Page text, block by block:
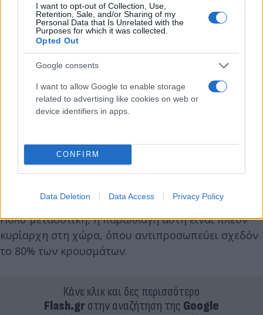
I want to opt-out of Collection, Use,
Retention, Sale, and/or Sharing of my
Personal Data that Is Unrelated with the
Purposes for which it was collected.
Opted Out
Google consents
I want to allow Google to enable storage
related to advertising like cookies on web or
device identifiers in apps.
CONFIRM
Data Deletion Data Access Privacy Policy
Πολύ μεταδοτική, η παραλλαγή αυτή είναι πλέον
κυρίαρχη στη χώρα, όπου αντιπροσωπεύει σχεδόν
το 80% των κρουσμάτων.
Κάνε κλικ και δες περισσότερο
Flash.grστην αναζήτηση της Google